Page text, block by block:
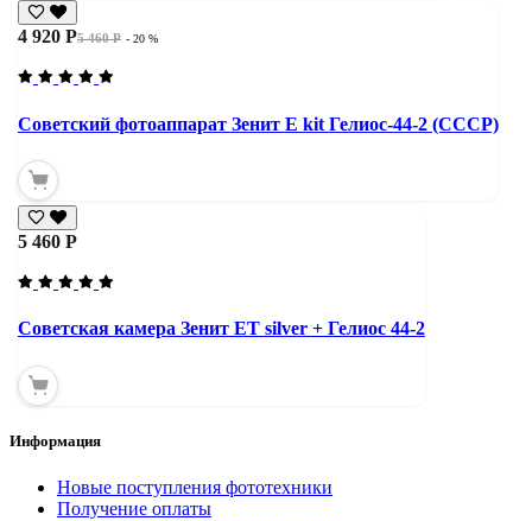
5 460 Р
4 920 Р - 20 %
Советский фотоаппарат Зенит Е kit Гелиос-44-2 (СССР)
5 460 Р
Советская камера Зенит ЕТ silver + Гелиос 44-2
Информация
Новые поступления фототехники
Получение оплаты